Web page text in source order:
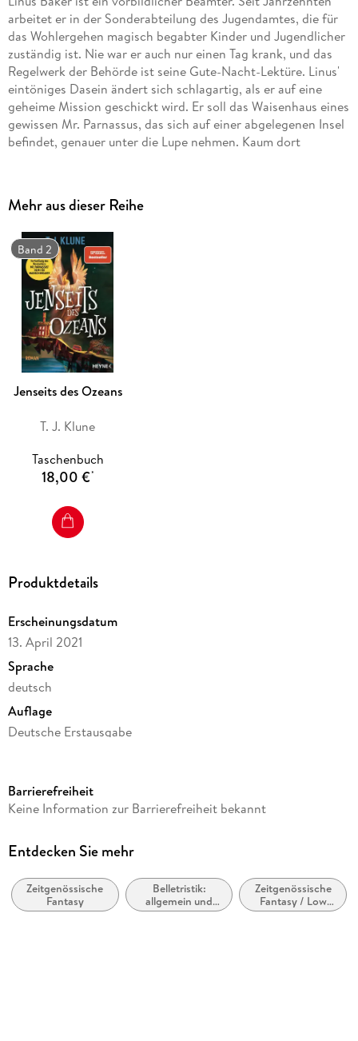
arbeitet er in der Sonderabteilung des Jugendamtes, die für
das Wohlergehen magisch begabter Kinder und Jugendlicher
zuständig ist. Nie war er auch nur einen Tag krank, und das
Regelwerk der Behörde ist seine Gute-Nacht-Lektüre. Linus'
eintöniges Dasein ändert sich schlagartig, als er auf eine
geheime Mission geschickt wird. Er soll das Waisenhaus eines
gewissen Mr. Parnassus, das sich auf einer abgelegenen Insel
befindet, genauer unter die Lupe nehmen. Kaum dort
kommt Linus mit seinem Regelwerk und seiner Vorliebe für
Vorschriften nicht weit, das merkt er schnell. Eher widerwillig
lässt er sich auf dieses magische Abenteuer ein, das ihn auf
der Insel erwartet, und erfährt dabei die größte
Überraschung seines Lebens . . .
Mehr aus dieser Reihe
Band 2
Jenseits des Ozeans
T. J. Klune
Taschenbuch
18,00 €*
Produktdetails
Erscheinungsdatum
13. April 2021
Sprache
deutsch
Auflage
Deutsche Erstausgabe
Reihe
Autor/Autorin
Übersetzung
Charlotte Lungstrass-Kapfer
Barrierefreiheit
Keine Information zur Barrierefreiheit bekannt
Entdecken Sie mehr
Zeitgenössische
Fantasy
Belletristik:
allgemein und
literarisch, nicht
Zeitgenössische
Fantasy / Low
Fantasy